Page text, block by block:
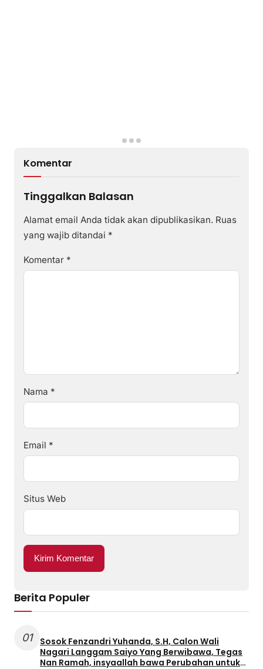
Komentar
Tinggalkan Balasan
Alamat email Anda tidak akan dipublikasikan. Ruas
yang wajib ditandai *
Komentar *
Nama *
Email *
Situs Web
Berita Populer
01
Sosok Fenzandri Yuhanda, S.H, Calon Wali
Nagari Langgam Saiyo Yang Berwibawa, Tegas
Nan Ramah, insyaallah bawa Perubahan untuk